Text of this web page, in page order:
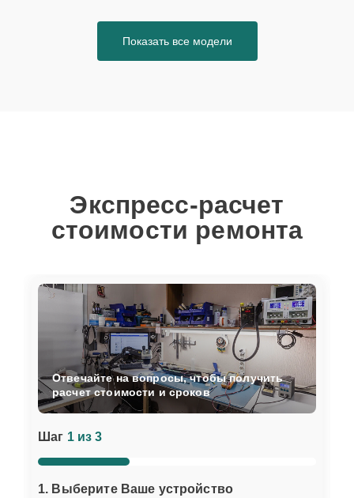
Показать все модели
Экспресс-расчет
стоимости ремонта
Шаг 1 из 3
1. Выберите Ваше устройство
Отвечайте на вопросы, чтобы получить
расчет стоимости и сроков